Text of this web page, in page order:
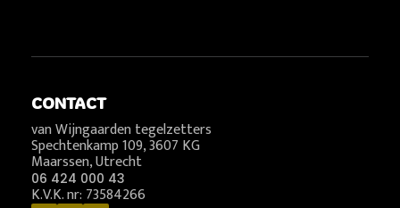
CONTACT
van Wijngaarden tegelzetters
Spechtenkamp 109, 3607 KG
Maarssen, Utrecht
06 424 000 43
K.V.K. nr: 73584266